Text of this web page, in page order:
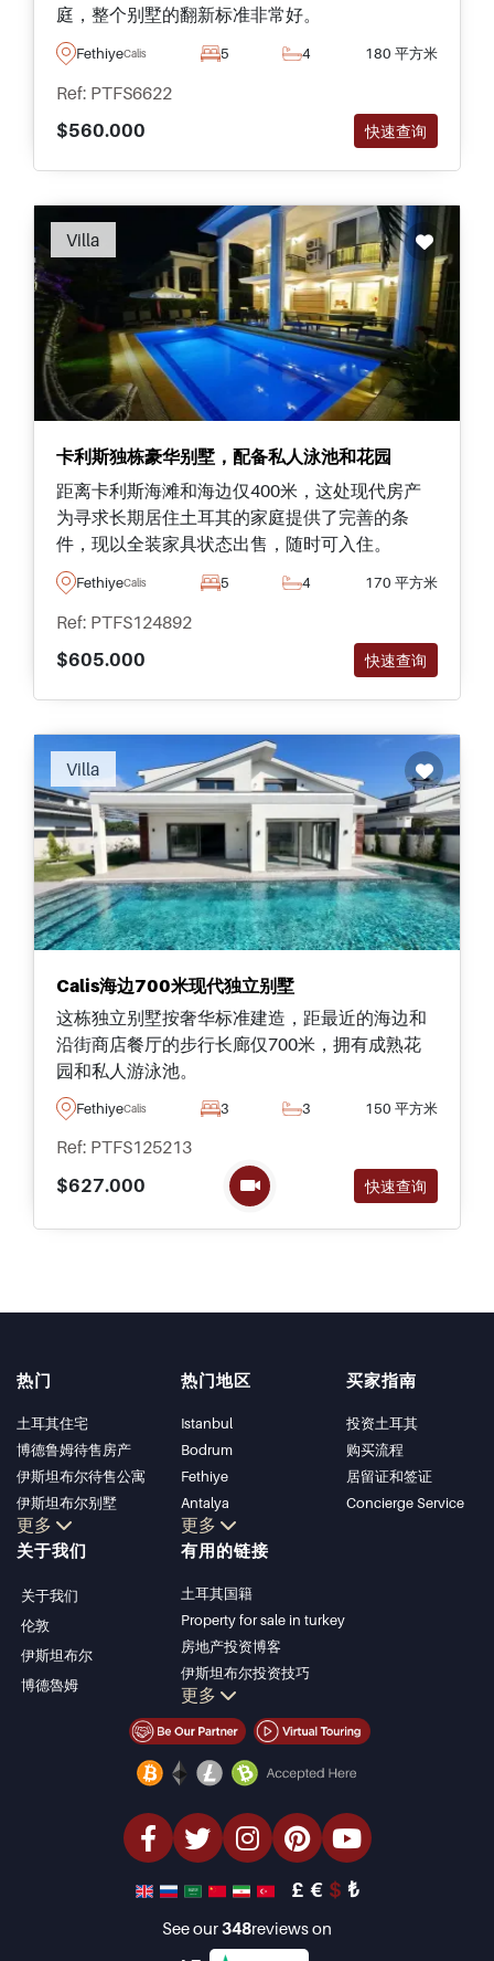
庭，整个别墅的翻新标准非常好。
FethiyeCalis 5 4 180 平方米
Ref: PTFS6622
$560.000
快速查询
Villa
卡利斯独栋豪华别墅，配备私人泳池和花园
距离卡利斯海滩和海边仅400米，这处现代房产
为寻求长期居住土耳其的家庭提供了完善的条
件，现以全装家具状态出售，随时可入住。
FethiyeCalis 5 4 170 平方米
Ref: PTFS124892
$605.000
快速查询
Villa
Calis海边700米现代独立别墅
这栋独立别墅按奢华标准建造，距最近的海边和
沿街商店餐厅的步行长廊仅700米，拥有成熟花
园和私人游泳池。
FethiyeCalis 3 3 150 平方米
Ref: PTFS125213
$627.000
快速查询
热门
土耳其住宅
博德鲁姆待售房产
伊斯坦布尔待售公寓
伊斯坦布尔别墅
博德鲁姆别墅
安塔利亚待售公寓
更多
热门地区
Istanbul
Bodrum
Fethiye
Antalya
Kalkan
Alanya
Kemer
Dalyan
Izmir
Belek
更多
买家指南
投资土耳其
购买流程
居留证和签证
Concierge Service
关于我们
关于我们
伦敦
伊斯坦布尔
博德魯姆
有用的链接
土耳其国籍
Property for sale in turkey
房地产投资博客
伊斯坦布尔投资技巧
土耳其房产投资
伊斯坦布尔投资型房产
经济型房产
豪华房产
投资型房产
设计与建造
更多
£ € $ ₺
See our348reviews on